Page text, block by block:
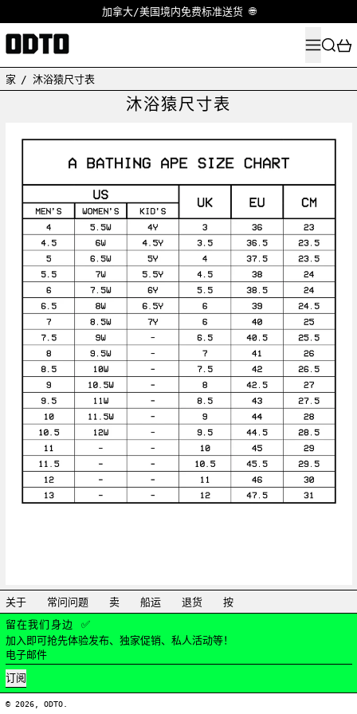
加拿大/美国境内免费标准送货 🌐
菜单搜索
家 / 沐浴猿尺寸表
沐浴猿尺寸表
关于 常问问题 卖 船运 退货
按
留在我们身边 ✅
加入即可抢先体验发布、独家促销、私人活动等！
电子邮件
订阅
© 2026, ODTO.